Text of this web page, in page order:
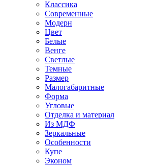
Классика
Современные
Модерн
Цвет
Белые
Венге
Светлые
Темные
Размер
Малогабаритные
Форма
Угловые
Отделка и материал
Из МДФ
Зеркальные
Особенности
Купе
Эконом